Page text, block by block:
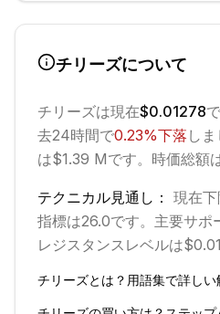
チリーズについて
チリーズは現在$0.01278
去24時間で0.23%下落 しま
は$1.39 Mです。 時価総額
テクニカル見通し： 現在下
指標は26.0です。 主要サポ
レジスタンスレベルは
チリーズとは？用語集で詳し